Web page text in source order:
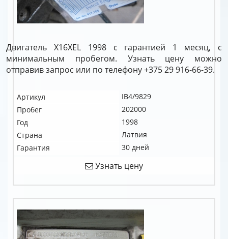
Двигатель X16XEL 1998 с гарантией 1 месяц, с
минимальным пробегом. Узнать цену можно
отправив запрос или по телефону +375 29 916-66-39.
Артикул
IB4/9829
Пробег
202000
Год
1998
Страна
Латвия
Гарантия
30 дней
Узнать цену